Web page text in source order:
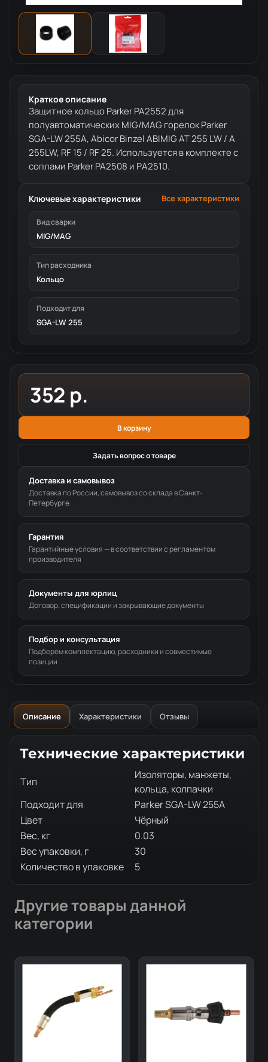
Краткое описание
Защитное кольцо Parker PA2552 для
полуавтоматических MIG/MAG горелок Parker
SGA-LW 255A, Abicor Binzel ABIMIG AT 255 LW / A
255LW, RF 15 / RF 25. Используется в комплекте с
соплами Parker PA2508 и РА2510.
Ключевые характеристики Все характеристики
Вид сварки
MIG/MAG
Тип расходника
Кольцо
Подходит для
SGA-LW 255
352 р.
В корзину
Задать вопрос о товаре
Доставка и самовывоз
Доставка по России, самовывоз со склада в Санкт-
Петербурге
Гарантия
Гарантийные условия — в соответствии с регламентом
производителя
Документы для юрлиц
Договор, спецификации и закрывающие документы
Подбор и консультация
Подберём комплектацию, расходники и совместимые
позиции
Описание Характеристики Отзывы
Описание товара
Технические характеристики
Тип
Изоляторы, манжеты,
кольца, колпачки
Подходит для
Parker SGA-LW 255A
Цвет
Чёрный
Вес, кг
0.03
Вес упаковки, г
30
Количество в упаковке
5
Другие товары данной
категории